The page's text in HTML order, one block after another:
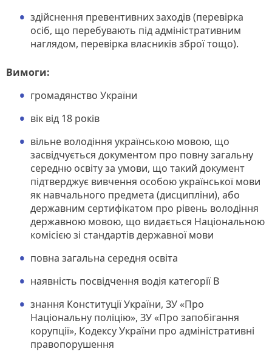
здійснення превентивних заходів (перевірка
осіб, що перебувають під адміністративним
наглядом, перевірка власників зброї тощо).
Вимоги:
громадянство України
вік від 18 років
вільне володіння українською мовою, що
засвідчується документом про повну загальну
середню освіту за умови, що такий документ
підтверджує вивчення особою української мови
як навчального предмета (дисципліни), або
державним сертифікатом про рівень володіння
державною мовою, що видається Національною
комісією зі стандартів державної мови
повна загальна середня освіта
наявність посвідчення водія категорії В
знання Конституції України, ЗУ «Про
Національну поліцію», ЗУ «Про запобігання
корупції», Кодексу України про адміністративні
правопорушення